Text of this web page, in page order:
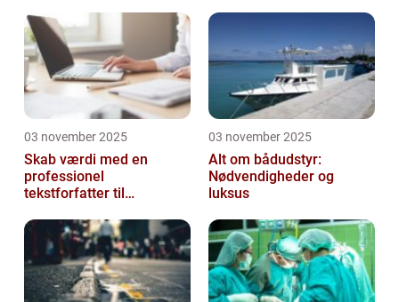
03 november 2025
Skab værdi med en
professionel
tekstforfatter til
03 november 2025
Alt om bådudstyr:
Nødvendigheder og
luksus